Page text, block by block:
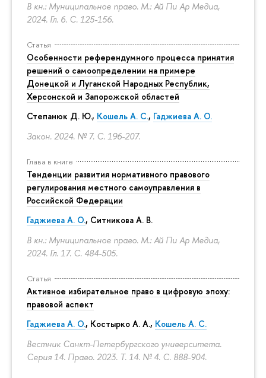
В кн.: Муниципальное право. М.: Ай Пи Ар Медиа,
2024. Гл. 6. С. 125-156.
Статья
Особенности референдумного процесса принятия
решений о самоопределении на примере
Донецкой и Луганской Народных Республик,
Херсонской и Запорожской областей
Степанюк Д. Ю., Кошель А. С., Гаджиева А. О.
Закон. 2024. № 7. С. 196-207.
Глава в книге
Тенденции развития нормативного правового
регулирования местного самоуправления в
Российской Федерации
Гаджиева А. О., Ситникова А. В.
В кн.: Муниципальное право. М.: Ай Пи Ар Медиа,
2024. Гл. 17. С. 484-505.
Статья
Активное избирательное право в цифровую эпоху:
правовой аспект
Гаджиева А. О., Костырко А. А., Кошель А. С.
Вестник Санкт-Петербургского университета.
Серия 14. Право. 2023. Т. 14. № 4. С. 888-904.